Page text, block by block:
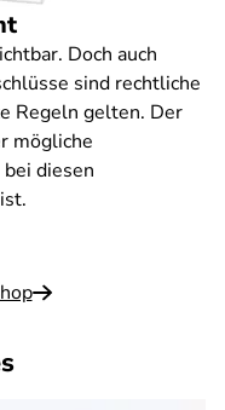
Doch auch
sind rechtliche
Regeln gelten. Der
mögliche
diesen